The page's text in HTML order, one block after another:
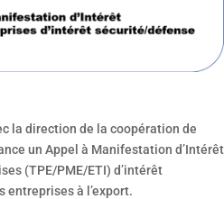
la direction de la coopération de
un Appel à Manifestation d’Intérêt
(TPE/PME/ETI) d’intérêt
à l’export.